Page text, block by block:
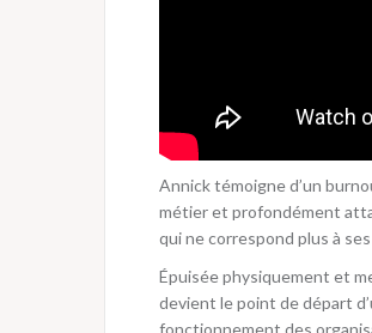
Annick témoigne d’un
métier et profondément
qui ne correspond plus à
Épuisée physiquement et
devient le point de départ